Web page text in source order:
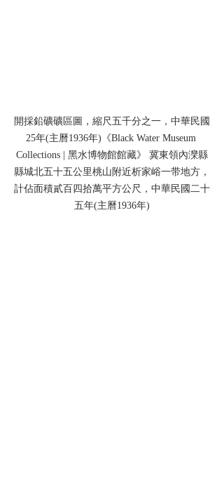
開採鉛礦礦區圖，縮尺五千分之一，中華民國
25年(主曆1936年)《Black Water Museum
Collections | 黑水博物館館藏》 冀東領內灤縣
縣城北五十五公里桃山附近析家峪一带地方，
計佔面積貳百四拾萬平方公尺，中華民國二十
五年(主曆1936年)